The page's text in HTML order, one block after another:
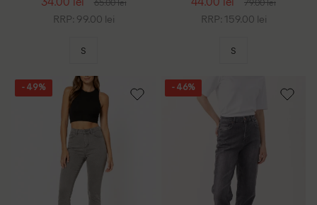
RRP: 99.00 lei
S
RRP: 159.00 lei
S
- 49% - 46%